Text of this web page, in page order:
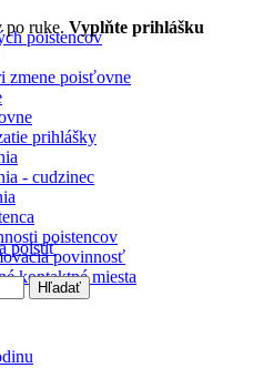
poistencov
zmene poisťovne
prihlášky
- cudzinec
poistencov
povinnosť
kontaktné miesta
po ruke. Vyplňte prihlášku
poistiť